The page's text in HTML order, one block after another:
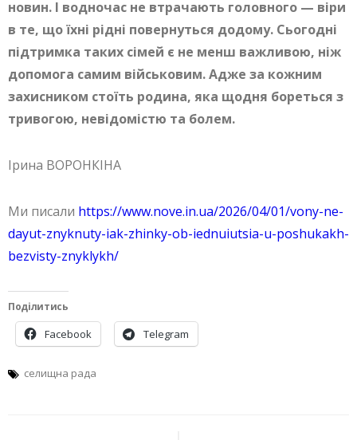
новин. І водночас не втрачають головного — віри
в те, що їхні рідні повернуться додому. Сьогодні
підтримка таких сімей є не менш важливою, ніж
допомога самим військовим. Адже за кожним
захисником стоїть родина, яка щодня бореться з
тривогою, невідомістю та болем.
Ірина ВОРОНКІНА
Ми писали https://www.nove.in.ua/2026/04/01/vony-ne-
dayut-znyknuty-iak-zhinky-ob-iednuiutsia-u-poshukakh-
bezvisty-znyklykh/
Поділитись
Facebook Telegram
селищна рада